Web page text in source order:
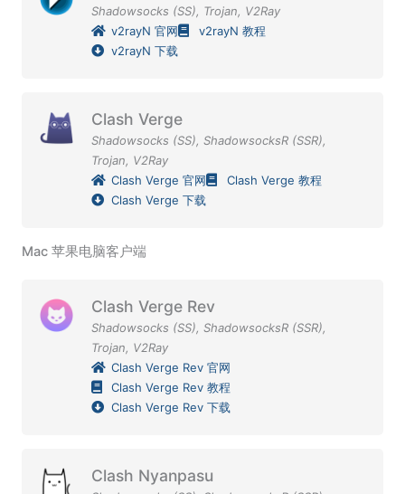
Shadowsocks (SS), Trojan, V2Ray
v2rayN 官网
v2rayN 教程
v2rayN 下载
Clash Verge
Shadowsocks (SS), ShadowsocksR (SSR),
Trojan, V2Ray
Clash Verge 官网
Clash Verge 教程
Clash Verge 下载
Mac 苹果电脑客户端
Clash Verge Rev
Shadowsocks (SS), ShadowsocksR (SSR),
Trojan, V2Ray
Clash Verge Rev 官网
Clash Verge Rev 教程
Clash Verge Rev 下载
Clash Nyanpasu